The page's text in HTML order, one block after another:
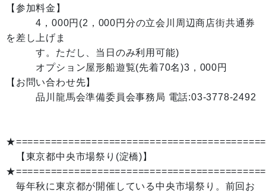
【参加料金】
4，000円(2，000円分の立会川周辺商店街共通券
を差し上げま
す。ただし、当日のみ利用可能)
オプション屋形船遊覧(先着70名)3，000円
【お問い合わせ先】
品川龍馬会準備委員会事務局 電話:03-3778-2492
【東京都中央市場祭り(淀橋)】
毎年秋に東京都が開催している中央市場祭り。前回お